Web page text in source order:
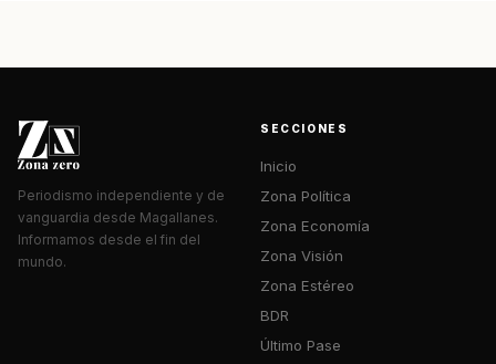
Periodismo independiente y de
vanguardia desde Magallanes.
Informamos desde el fin del
mundo.
SECCIONES
Inicio
Zona Política
Zona Economía
Zona Visión
Zona Estéreo
BDR
Último Pase